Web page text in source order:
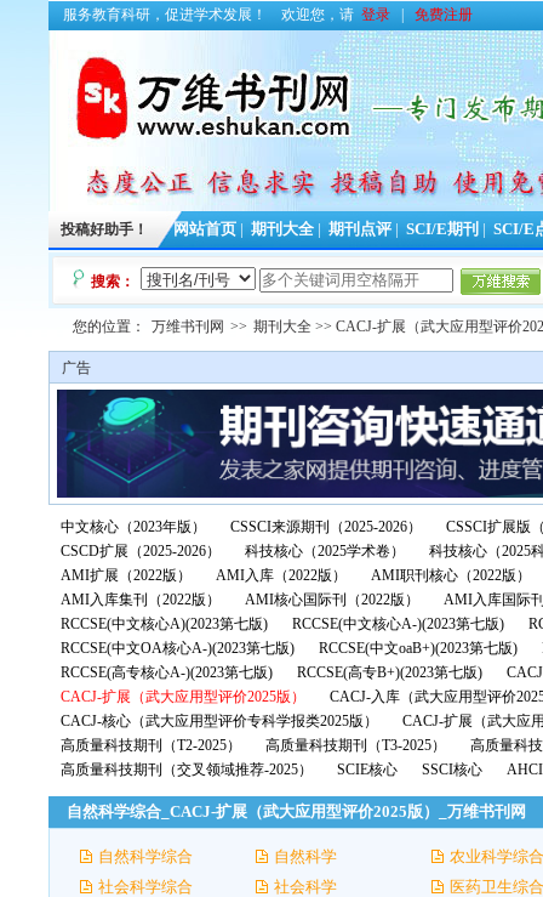
服务教育科研，促进学术发展！ 欢迎您，请 登录 免费注册
投稿好助手！ 网站首页 期刊大全 期刊点评 SCI/E期刊 SCI/E
搜索：
您的位置： 万维书刊网 >> 期刊大全 >> CACJ-扩展（武大应用型评价
广告
中文核心（2023年版） CSSCI来源期刊（2025-2026）
CSSCI扩展版
CSCD扩展（2025-2026）
科技核心（2025学术卷）
科技核心（2025
AMI扩展（2022版）
AMI入库（2022版）
AMI职刊核心（2022版）
AMI入库集刊（2022版）
AMI核心国际刊（2022版）
AMI入库国际
RCCSE(中文核心A)(2023第七版)
RCCSE(中文核心A-)(2023第七版)
RCCSE(中文OA核心A-)(2023第七版)
RCCSE(中文oaB+)(2023第七版)
RCCSE(高专核心A-)(2023第七版)
RCCSE(高专B+)(2023第七版)
CACJ-扩展（武大应用型评价2025版）
CACJ-入库（武大应用型评价
CACJ-核心（武大应用型评价专科学报类2025版）
CACJ-扩展（武大应
高质量科技期刊（T2-2025）
高质量科技期刊（T3-2025）
高质量科
高质量科技期刊（交叉领域推荐-2025）
SCIE核心 SSCI核心
自然科学综合_CACJ-扩展（武大应用型评价2025版）_万维书刊网
自然科学综合 自然科学
农业科学综合
社会科学综合
社会科学
医药卫生综合